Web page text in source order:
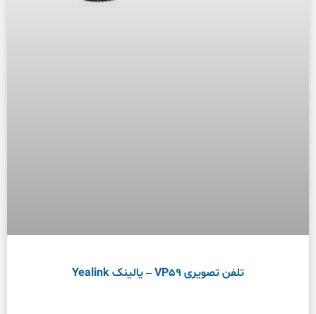
تلفن تصویری VP59 – یالینک Yealink